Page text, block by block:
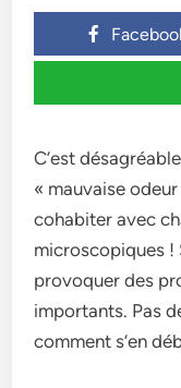
C’est
« mauvaise
cohabiter avec
microscopiques !
provoquer des
importants. Pas
comment s’en